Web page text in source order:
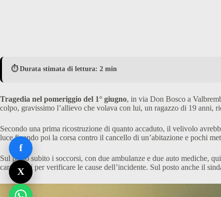
⏱️ Durata stimata di lettura: 2 min
Tragedia nel pomeriggio del 1° giugno, in via Don Bosco a
colpo, gravissimo l’allievo che volava con lui, un ragazzo di 19
Secondo una prima ricostruzione di quanto accaduto, il velivolo
luce finendo poi la corsa contro il cancello di un’abitazione e pochi
Sul posto subito i soccorsi, con due ambulanze e due auto mediche,
carabinieri per verificare le cause dell’incidente. Sul posto anche il
f
X